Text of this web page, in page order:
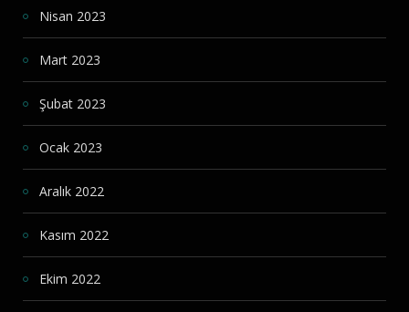
Nisan 2023
Mart 2023
Şubat 2023
Ocak 2023
Aralık 2022
Kasım 2022
Ekim 2022